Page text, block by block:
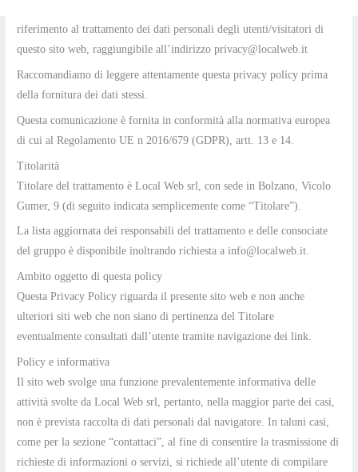
riferimento al trattamento dei dati personali degli utenti/visitatori di
questo sito web, raggiungibile all’indirizzo privacy@localweb.it
Raccomandiamo di leggere attentamente questa privacy policy prima
della fornitura dei dati stessi.
Questa comunicazione è fornita in conformità alla normativa europea
di cui al Regolamento UE n 2016/679 (GDPR), artt. 13 e 14.
Titolarità
Titolare del trattamento è Local Web srl, con sede in Bolzano, Vicolo
Gumer, 9 (di seguito indicata semplicemente come “Titolare”).
La lista aggiornata dei responsabili del trattamento e delle consociate
del gruppo è disponibile inoltrando richiesta a info@localweb.it.
Ambito oggetto di questa policy
Questa Privacy Policy riguarda il presente sito web e non anche
ulteriori siti web che non siano di pertinenza del Titolare
eventualmente consultati dall’utente tramite navigazione dei link.
Policy e informativa
Il sito web svolge una funzione prevalentemente informativa delle
attività svolte da Local Web srl, pertanto, nella maggior parte dei casi,
non è prevista raccolta di dati personali dal navigatore. In taluni casi,
come per la sezione “contattaci”, al fine di consentire la trasmissione di
richieste di informazioni o servizi, si richiede all’utente di compilare